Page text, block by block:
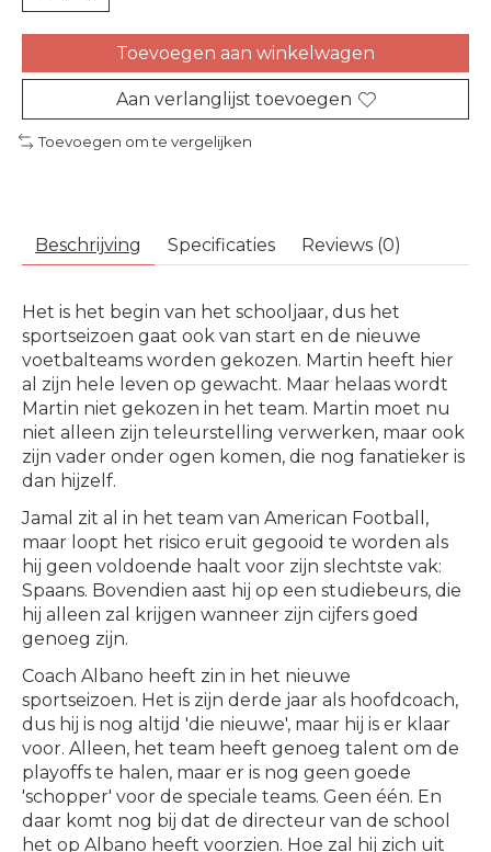
Toevoegen aan winkelwagen
Aan verlanglijst toevoegen
Toevoegen om te vergelijken
Beschrijving Specificaties Reviews (0)
Het is het begin van het schooljaar, dus het
sportseizoen gaat ook van start en de nieuwe
voetbalteams worden gekozen. Martin heeft hier
al zijn hele leven op gewacht. Maar helaas wordt
Martin niet gekozen in het team. Martin moet nu
niet alleen zijn teleurstelling verwerken, maar ook
zijn vader onder ogen komen, die nog fanatieker is
dan hijzelf.
Jamal zit al in het team van American Football,
maar loopt het risico eruit gegooid te worden als
hij geen voldoende haalt voor zijn slechtste vak:
Spaans. Bovendien aast hij op een studiebeurs, die
hij alleen zal krijgen wanneer zijn cijfers goed
genoeg zijn.
Coach Albano heeft zin in het nieuwe
sportseizoen. Het is zijn derde jaar als hoofdcoach,
dus hij is nog altijd 'die nieuwe', maar hij is er klaar
voor. Alleen, het team heeft genoeg talent om de
playoffs te halen, maar er is nog geen goede
'schopper' voor de speciale teams. Geen één. En
daar komt nog bij dat de directeur van de school
het op Albano heeft voorzien. Hoe zal hij zich uit